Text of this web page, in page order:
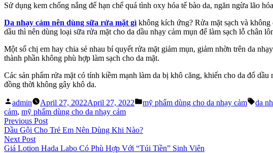
Sử dụng kem chống nắng để hạn chế quá tình oxy hóa tế bào da, ngăn ngừa lão
Da nhạy cảm nên dùng sữa rửa mặt gì không kích ứng? Rửa mặt sạch và
dầu thì nên dùng loại sữa rửa mặt cho da dầu nhạy cảm mụn để làm sạch lỗ chân
Một số chị em hay chia sẻ nhau bí quyết rửa mặt giảm mụn, giảm nhờn trên da
thành phần không phù hợp làm sạch cho da mặt.
Các sản phẩm rửa mặt có tính kiềm mạnh làm da bị khô căng, khiến cho da đổ
đồng thời không gây khô da.
Posted
by
admin April 27, 2022April 27, 2022
Posted
mỹ phẩm dùng cho da nhạy cảm Tags:
da
cảm, mỹ phẩm dùng cho da nhạy cảm
Post
navigation
Previous PostPrevious
post:
Dầu Gội Cho Trẻ Em Nên Dùng Khi Nào?
Next PostNext
post:
Giá Lotion Hada Labo Có Phù Hợp Với “Túi Tiền” Sinh Viên